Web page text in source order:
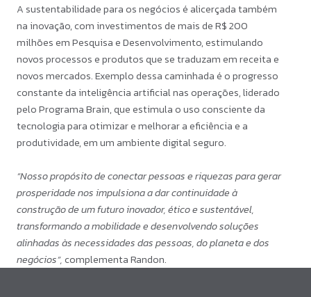
A sustentabilidade para os negócios é alicerçada também
na inovação, com investimentos de mais de R$ 200
milhões em Pesquisa e Desenvolvimento, estimulando
novos processos e produtos que se traduzam em receita e
novos mercados. Exemplo dessa caminhada é o progresso
constante da inteligência artificial nas operações, liderado
pelo Programa Brain, que estimula o uso consciente da
tecnologia para otimizar e melhorar a eficiência e a
produtividade, em um ambiente digital seguro.
“Nosso propósito de conectar pessoas e riquezas para gerar
prosperidade nos impulsiona a dar continuidade à
construção de um futuro inovador, ético e sustentável,
transformando a mobilidade e desenvolvendo soluções
alinhadas às necessidades das pessoas, do planeta e dos
negócios”,complementa Randon.